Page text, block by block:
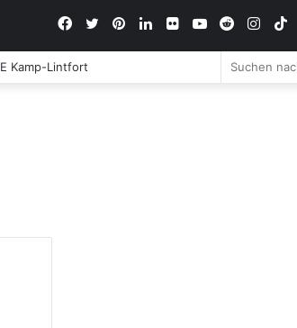
Reddit
YouTube
Flickr
LinkedIn
Pinterest
Twitter
Facebook
Kamp-Lintfort